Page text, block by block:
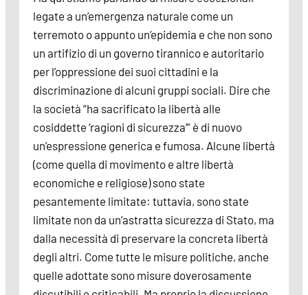
legate a un’emergenza naturale come un
terremoto o appunto un’epidemia e che non sono
un artifizio di un governo tirannico e autoritario
per l’oppressione dei suoi cittadini e la
discriminazione di alcuni gruppi sociali. Dire che
la società “ha sacrificato la libertà alle
cosiddette ‘ragioni di sicurezza’” è di nuovo
un’espressione generica e fumosa. Alcune libertà
(come quella di movimento e altre libertà
economiche e religiose) sono state
pesantemente limitate: tuttavia, sono state
limitate non da un’astratta sicurezza di Stato, ma
dalla necessità di preservare la concreta libertà
degli altri. Come tutte le misure politiche, anche
quelle adottate sono misure doverosamente